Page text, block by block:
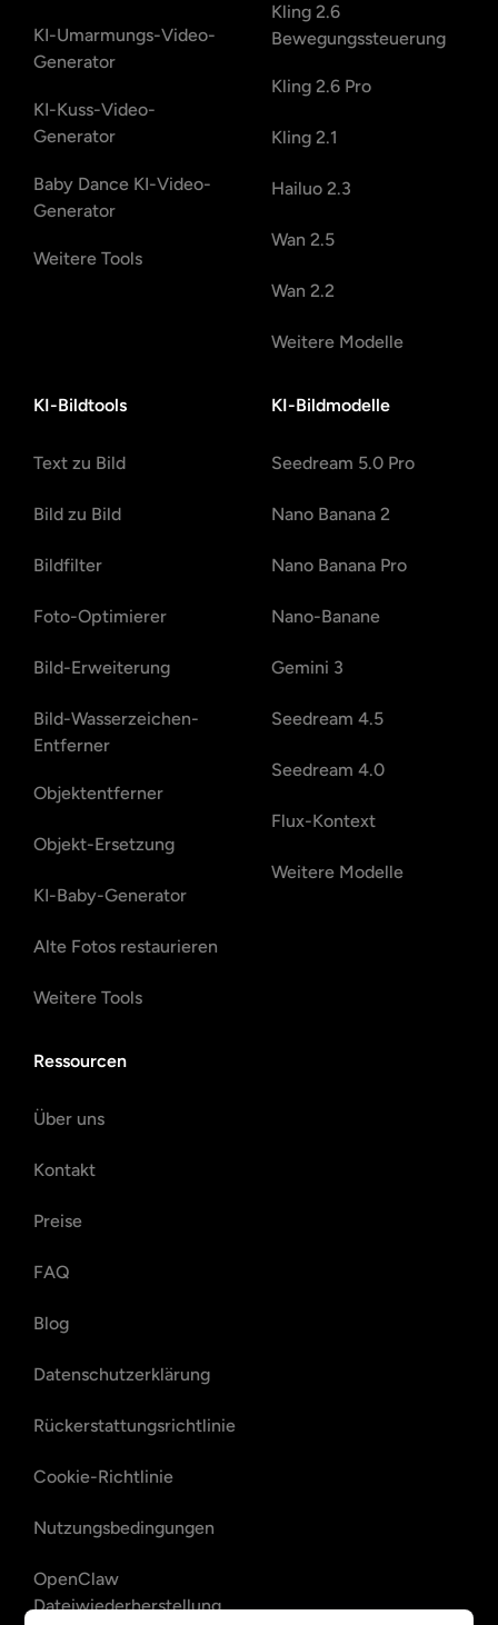
KI-Umarmungs-Video-
Generator
KI-Kuss-Video-
Generator
Baby Dance KI-Video-
Generator
Weitere Tools
Kling 2.6
Bewegungssteuerung
Kling 2.6 Pro
Kling 2.1
Hailuo 2.3
Wan 2.5
Wan 2.2
Weitere Modelle
KI-Bildtools
Text zu Bild
Bild zu Bild
Bildfilter
Foto-Optimierer
Bild-Erweiterung
Bild-Wasserzeichen-
Entferner
Objektentferner
Objekt-Ersetzung
KI-Baby-Generator
Alte Fotos restaurieren
Weitere Tools
KI-Bildmodelle
Seedream 5.0 Pro
Nano Banana 2
Nano Banana Pro
Nano-Banane
Gemini 3
Seedream 4.5
Seedream 4.0
Flux-Kontext
Weitere Modelle
Ressourcen
Über uns
Kontakt
Preise
FAQ
Blog
Datenschutzerklärung
Rückerstattungsrichtlinie
Cookie-Richtlinie
Nutzungsbedingungen
OpenClaw
Dateiwiederherstellung